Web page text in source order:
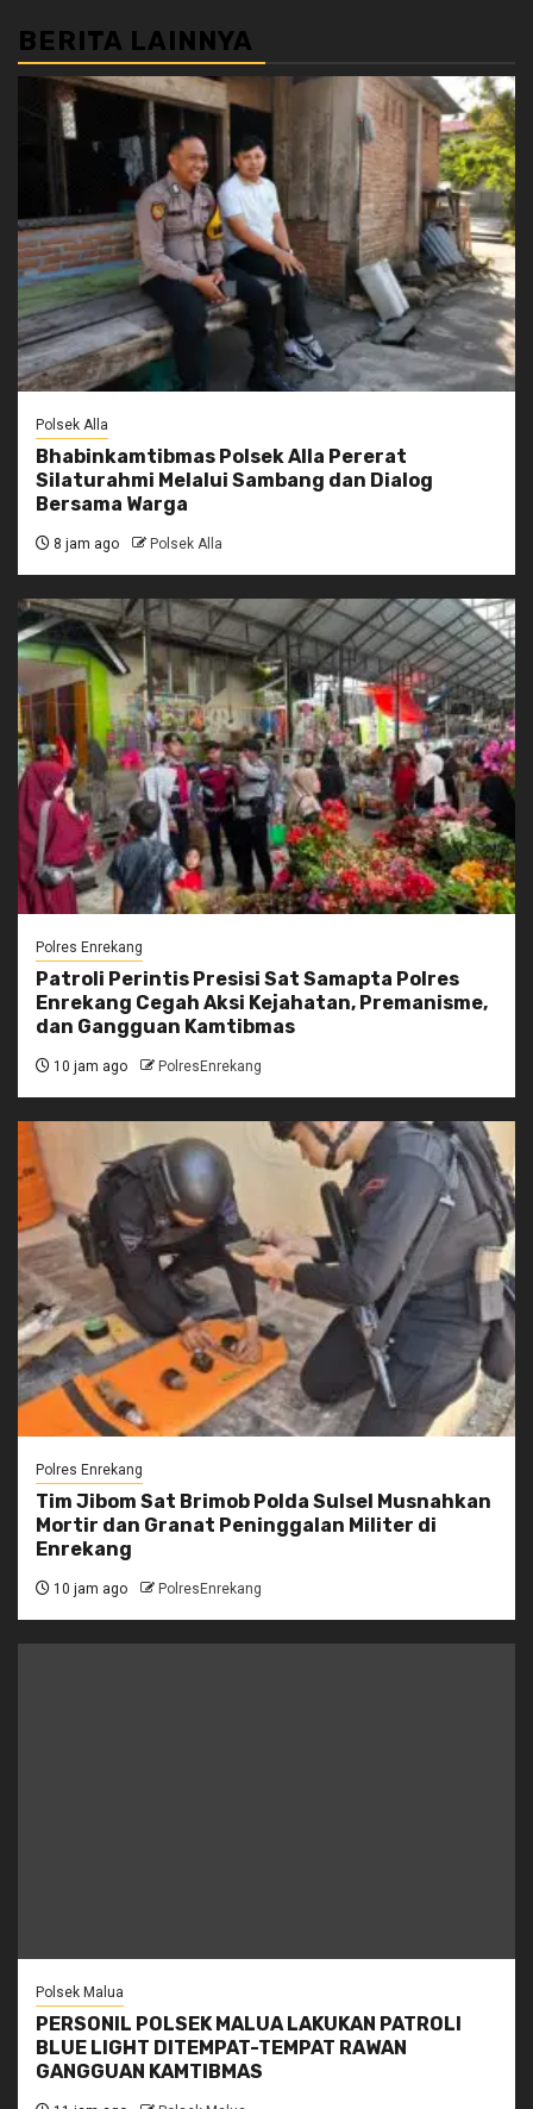
BERITA LAINNYA
Polsek Alla
Bhabinkamtibmas Polsek Alla Pererat
Silaturahmi Melalui Sambang dan Dialog
Bersama Warga
8 jam ago Polsek Alla
Polres Enrekang
Patroli Perintis Presisi Sat Samapta Polres
Enrekang Cegah Aksi Kejahatan, Premanisme,
dan Gangguan Kamtibmas
10 jam ago PolresEnrekang
Polres Enrekang
Tim Jibom Sat Brimob Polda Sulsel Musnahkan
Mortir dan Granat Peninggalan Militer di
Enrekang
10 jam ago PolresEnrekang
Polsek Malua
PERSONIL POLSEK MALUA LAKUKAN PATROLI
BLUE LIGHT DITEMPAT-TEMPAT RAWAN
GANGGUAN KAMTIBMAS